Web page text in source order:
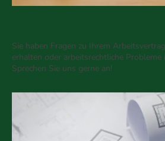
Sie haben Fragen zu Ihrem
erhalten oder arbeitsrechtliche
Sprechen Sie uns gerne an!